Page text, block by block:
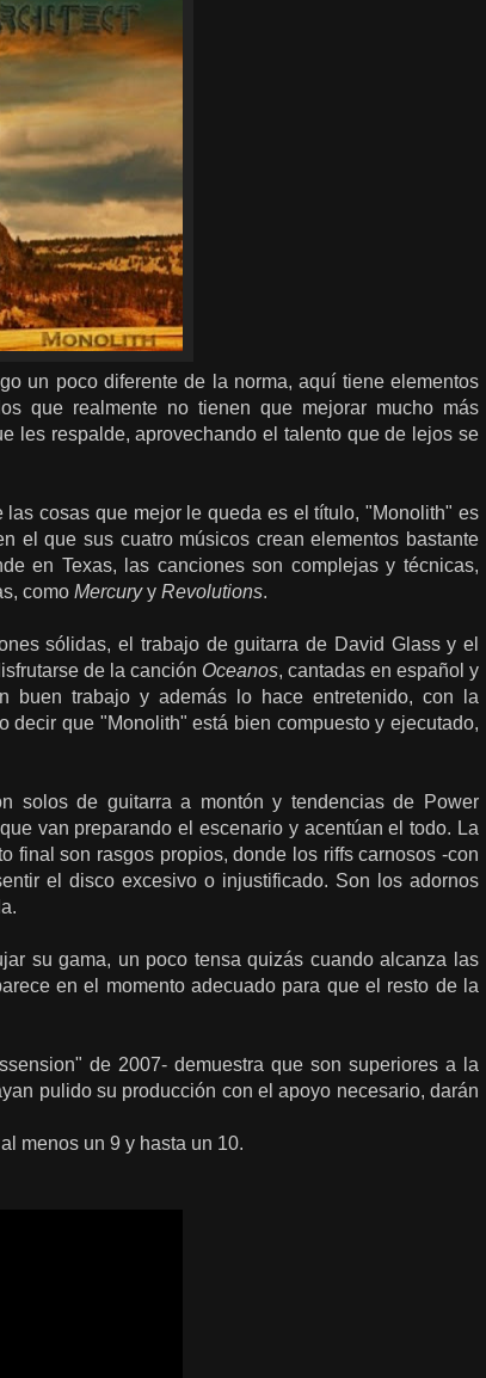
un poco diferente de la norma, aquí tiene elementos
que realmente no tienen que mejorar mucho más
les respalde, aprovechando el talento que de lejos se
las cosas que mejor le queda es el título, "Monolith" es
el que sus cuatro músicos crean elementos bastante
en Texas, las canciones son complejas y técnicas,
como Mercuryy Revolutions.
sólidas, el trabajo de guitarra de David Glass y el
de la canción Oceanos, cantadas en español y
buen trabajo y además lo hace entretenido, con la
decir que "Monolith" está bien compuesto y ejecutado,
solos de guitarra a montón y tendencias de Power
van preparando el escenario y acentúan el todo. La
final son rasgos propios, donde los riffs carnosos -con
el disco excesivo o injustificado. Son los adornos
su gama, un poco tensa quizás cuando alcanza las
en el momento adecuado para que el resto de la
de 2007- demuestra que son superiores a la
pulido su producción con el apoyo necesario, darán
menos un 9 y hasta un 10.